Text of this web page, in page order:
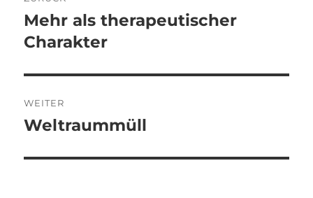
Vorheriger
Beitrag:
Mehr als therapeutischer
Charakter
WEITER
Nächster
Weltraummüll